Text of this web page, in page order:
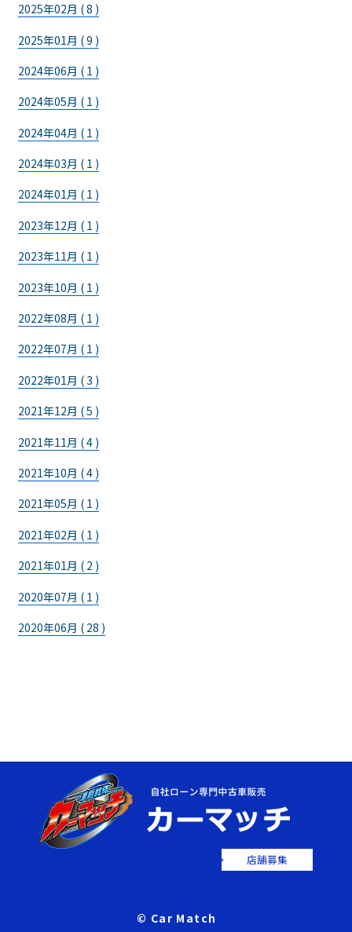
2025年02月 ( 8 )
2025年01月 ( 9 )
2024年06月 ( 1 )
2024年05月 ( 1 )
2024年04月 ( 1 )
2024年03月 ( 1 )
2024年01月 ( 1 )
2023年12月 ( 1 )
2023年11月 ( 1 )
2023年10月 ( 1 )
2022年08月 ( 1 )
2022年07月 ( 1 )
2022年01月 ( 3 )
2021年12月 ( 5 )
2021年11月 ( 4 )
2021年10月 ( 4 )
2021年05月 ( 1 )
2021年02月 ( 1 )
2021年01月 ( 2 )
2020年07月 ( 1 )
2020年06月 ( 28 )
店舗募集
© Car Match